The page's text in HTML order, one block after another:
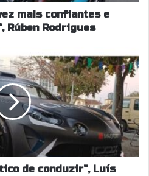
mais confiantes e
Rúben Rodrigues
de conduzir", Luís